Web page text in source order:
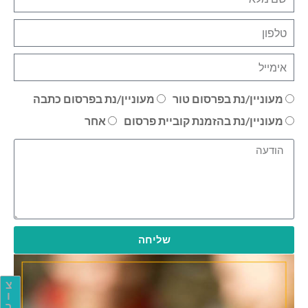
צ
ו
מעוניין/נת בפרסום טור
מעוניין/נת בפרסום כתבה
מעוניין/נת בהזמנת קוביית פרסום
אחר
שליחה